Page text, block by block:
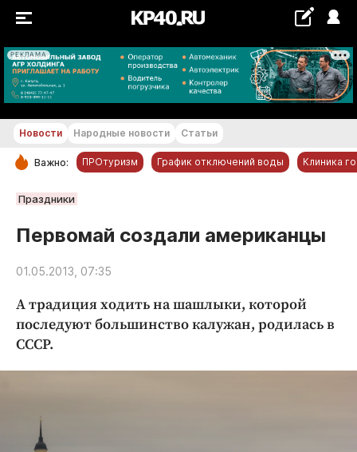
РЕКЛАМА
+21...+22 °С
РУБРИКИ
Обнинск
Новости компаний
Статьи
Авто и транспорт
Благоустройство
Криминал
Новости Народные новости Статьи
Важно: ПРОтуризм График отключений воды Клиника
Праздники
Первомай создали американцы
01.05.2013, 07:35
А традиция ходить на шашлыки, которой
последуют большинство калужан, родилась в
СССР.